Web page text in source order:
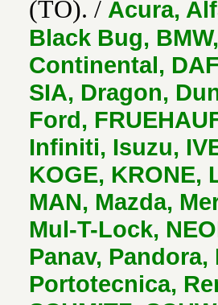
(ТО). / Acura,
Black Bug,
Continental,
SIA, Dragon,
Ford,
Infiniti, Isuzu,
KOGE,
MAN, Mazda,
Mul-T-Lock,
Panav, Pandora,
Portotecnica,